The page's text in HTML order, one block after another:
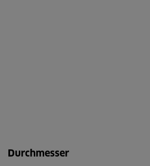
Durchmesser